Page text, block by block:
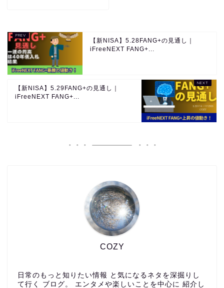
【新NISA】5.28FANG+の見通し｜
iFreeNEXT FANG+...
【新NISA】5.29FANG+の見通し｜
iFreeNEXT FANG+...
COZY
日常のもっと知りたい情報 と気になるネタを深掘りし
て行く ブログ。 エンタメや楽しいことを中心に 紹介し